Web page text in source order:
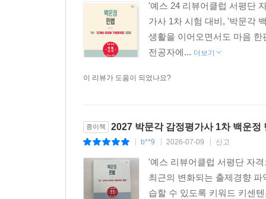
'예스 24 리뷰어클럽 서평단
가사 1차 시험 대비, '박문각
생활을 이어오면서도 마음
전공자에... 더보기
이 리뷰가 도움이 되었나요?
종이책 2027 박문각 감정평가사 1차 백운정
b**9 2026-07-09 신고
'예스 리뷰어클럽 서평단 자
최근의 변화되는 출제경향
습할 수 있도록 키워드 키센